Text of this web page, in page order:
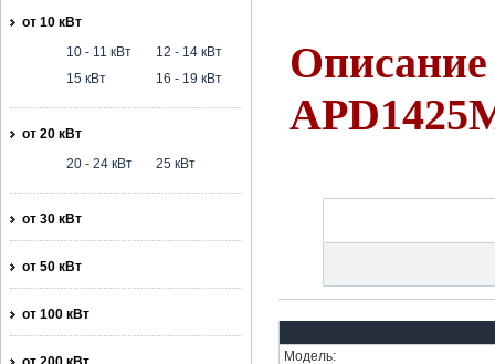
от 10 кВт
10 - 11 кВт
12 - 14 кВт
15 кВт
16 - 19 кВт
от 20 кВт
20 - 24 кВт
25 кВт
от 30 кВт
от 50 кВт
от 100 кВт
Описание
Модель: